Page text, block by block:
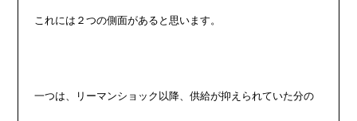
これには２つの側面があると思います。
一つは、リーマンショック以降、供給が抑えられていた分の